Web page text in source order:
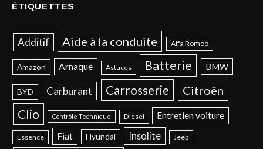
ÉTIQUETTES
Additif Aide à la conduite Alfa Romeo
Amazon Arnaque Astuces Batterie BMW
BYD Carburant Carrosserie Citroën
Clio Contrôle Technique Diesel Entretien voiture
Essence Fiat Hyundai Insolite Jeep